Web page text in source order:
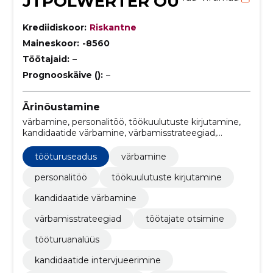
Krediidiskoor: Riskantne
Maineskoor: -8560
Töötajaid: –
Prognooskäive (): –
Ärinõustamine
värbamine, personalitöö, töökuulutuste kirjutamine,
kandidaatide värbamine, värbamisstrateegiad,
intervjueerimine, Äriklientide nõustamine,
tööturuseadus
tööturuseadus
värbamine
personalitöö
töökuulutuste kirjutamine
kandidaatide värbamine
värbamisstrateegiad
töötajate otsimine
tööturuanalüüs
kandidaatide intervjueerimine